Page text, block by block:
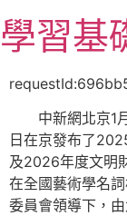
至
主
學習基
中新網北京1
日在京發布了
及2026年度文明
在全國藝術學名
委員會領導下，